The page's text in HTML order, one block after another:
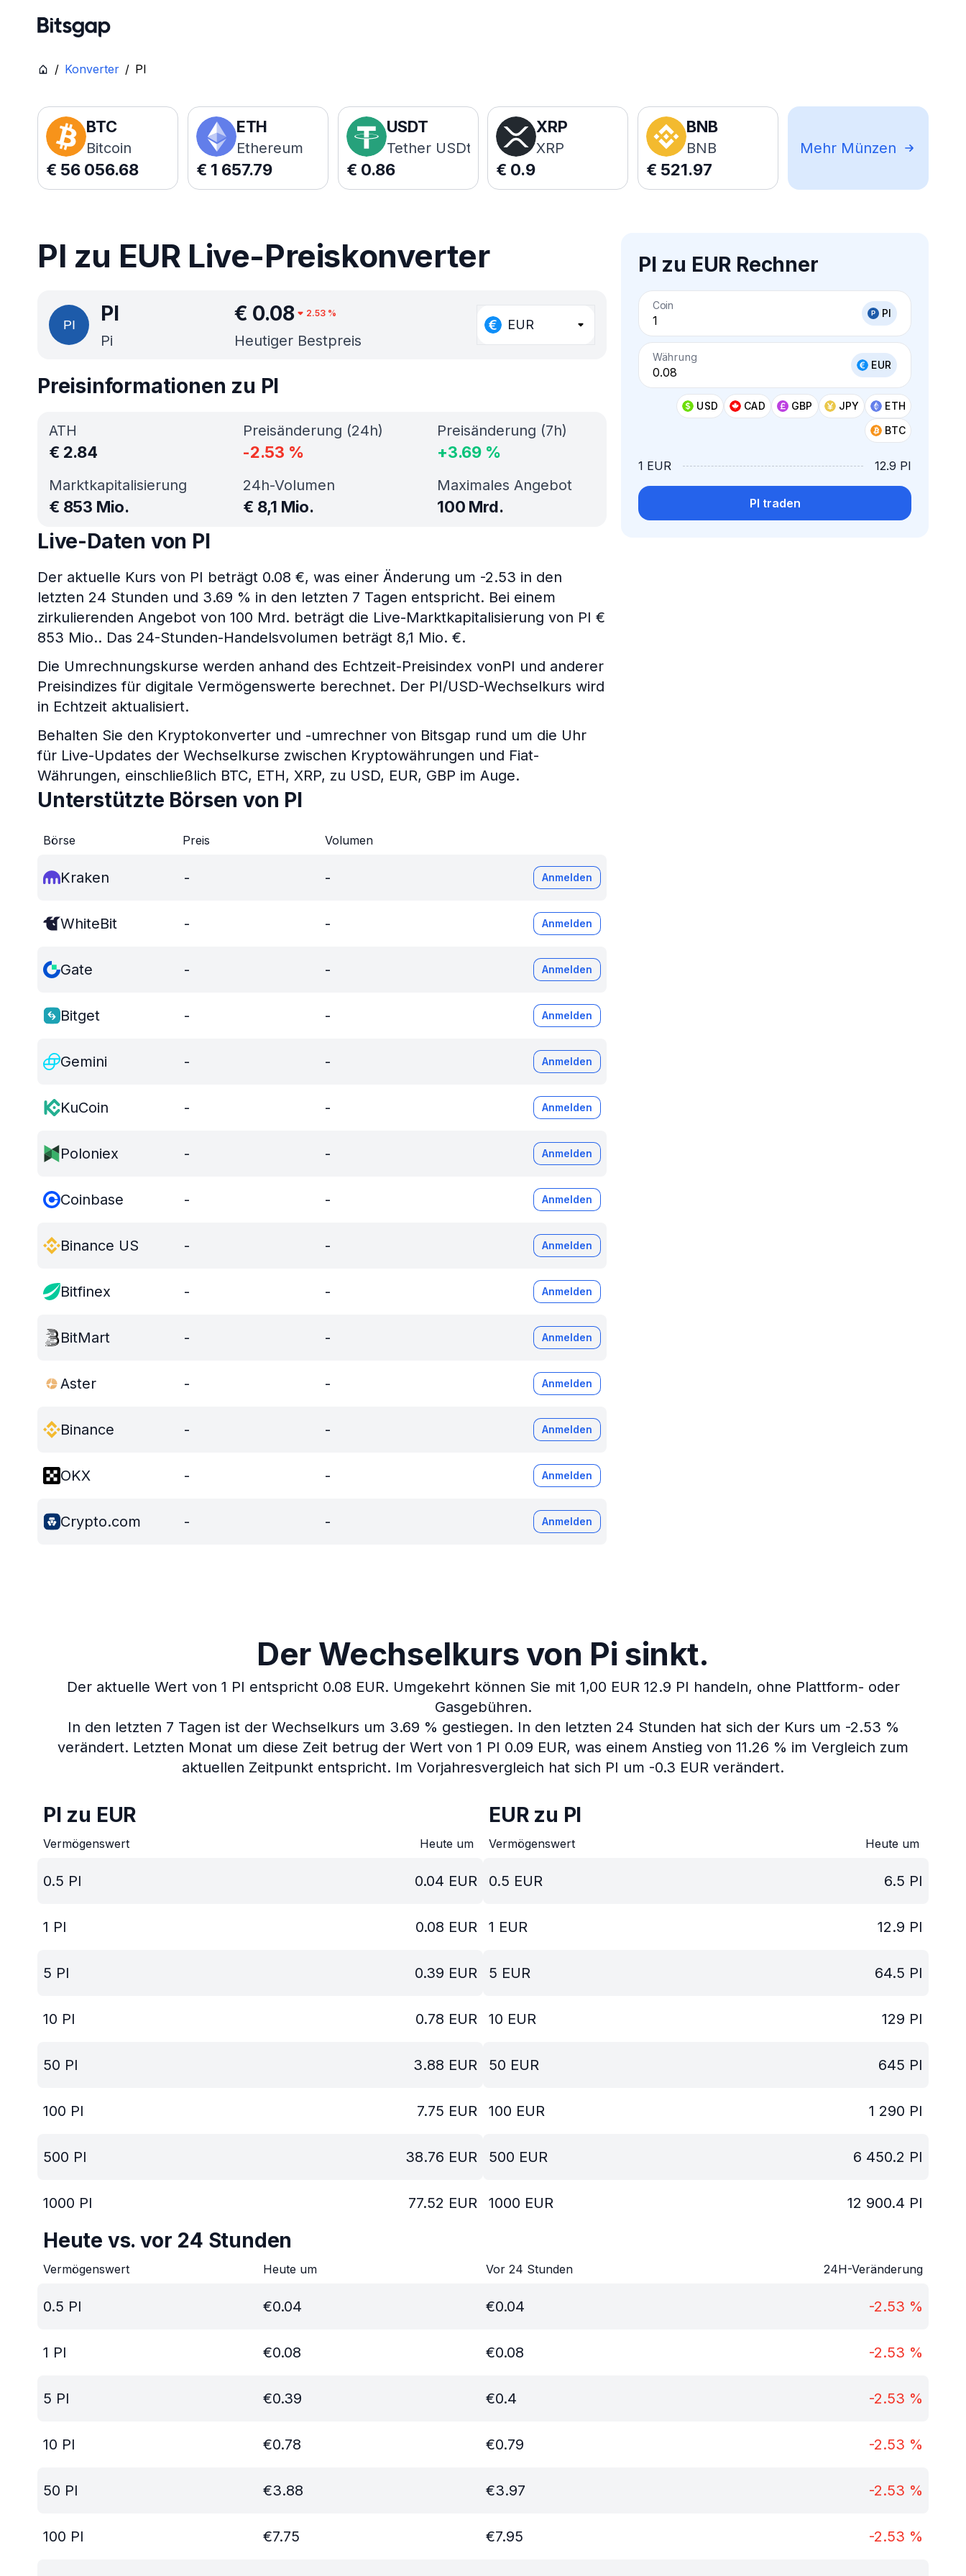
/ Konverter / PI
BTC
Bitcoin
€ 56 056.68
ETH
Ethereum
€ 1 657.79
USDT
Tether USDt
€ 0.86
XRP
XRP
€ 0.9
BNB
BNB
€ 521.97
Mehr Münzen
PI zu EUR Live-Preiskonverter
PI
Pi
€ 0.08 2.53%
Heutiger Bestpreis
EUR
PI zu EUR Rechner
Coin
PI
Währung
EUR
USD CAD GBP JPY
ETH
BTC
1 EUR 12.9 PI
PI traden
Preisinformationen zu PI
ATH
€ 2.84
Marktkapitalisierung
€ 853 Mio.
Preisänderung (24h)
-2.53 %
Preisänderung (7h)
+3.69 %
24h-Volumen
€ 8,1 Mio.
Maximales Angebot
100 Mrd.
Live-Daten von PI
Der aktuelle Kurs von PI beträgt 0.08 €, was einer Änderung um -2.53 in den
letzten 24 Stunden und 3.69 % in den letzten 7 Tagen entspricht. Bei einem
zirkulierenden Angebot von 100 Mrd. beträgt die Live-Marktkapitalisierung von PI €
853 Mio.. Das 24-Stunden-Handelsvolumen beträgt 8,1 Mio. €.
Die Umrechnungskurse werden anhand des Echtzeit-Preisindex vonPI und anderer
Preisindizes für digitale Vermögenswerte berechnet. Der PI/USD-Wechselkurs wird
in Echtzeit aktualisiert.
Behalten Sie den Kryptokonverter und -umrechner von Bitsgap rund um die Uhr
für Live-Updates der Wechselkurse zwischen Kryptowährungen und Fiat-
Währungen, einschließlich BTC, ETH, XRP, zu USD, EUR, GBP im Auge.
Unterstützte Börsen von PI
Börse Preis Volumen
Kraken - - Anmelden
WhiteBit - - Anmelden
Gate - - Anmelden
Bitget - - Anmelden
Gemini - - Anmelden
KuCoin - - Anmelden
Poloniex - - Anmelden
Coinbase - - Anmelden
Binance US - - Anmelden
Bitfinex - - Anmelden
BitMart - - Anmelden
Aster - - Anmelden
Binance - - Anmelden
OKX - - Anmelden
Crypto.com - - Anmelden
Der Wechselkurs von Pi sinkt.
Der aktuelle Wert von 1 PI entspricht 0.08 EUR. Umgekehrt können Sie mit 1,00 EUR 12.9 PI handeln, ohne Plattform- oder
Gasgebühren.
In den letzten 7 Tagen ist der Wechselkurs um 3.69 % gestiegen. In den letzten 24 Stunden hat sich der Kurs um -2.53 %
verändert. Letzten Monat um diese Zeit betrug der Wert von 1 PI 0.09 EUR, was einem Anstieg von 11.26 % im Vergleich zum
aktuellen Zeitpunkt entspricht. Im Vorjahresvergleich hat sich PI um -0.3 EUR verändert.
PI zu EUR
Vermögenswert Heute um
0.5 PI 0.04 EUR
1 PI 0.08 EUR
5 PI 0.39 EUR
10 PI 0.78 EUR
50 PI 3.88 EUR
100 PI 7.75 EUR
500 PI 38.76 EUR
1000 PI 77.52 EUR
EUR zu PI
Vermögenswert Heute um
0.5 EUR 6.5 PI
1 EUR 12.9 PI
5 EUR 64.5 PI
10 EUR 129 PI
50 EUR 645 PI
100 EUR 1 290 PI
500 EUR 6 450.2 PI
1000 EUR 12 900.4 PI
Heute vs. vor 24 Stunden
Vermögenswert Heute um Vor 24 Stunden 24H-Veränderung
0.5 PI €0.04 €0.04 -2.53 %
1 PI €0.08 €0.08 -2.53 %
5 PI €0.39 €0.4 -2.53 %
10 PI €0.78 €0.79 -2.53 %
50 PI €3.88 €3.97 -2.53 %
100 PI €7.75 €7.95 -2.53 %